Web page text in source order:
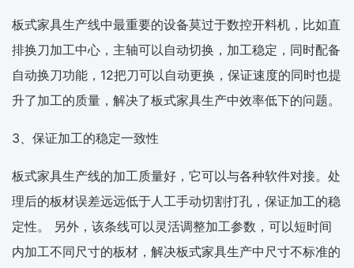
板式家具生产线中最重要的设备莫过于数控开料机，比如直
排换刀加工中心，主轴可以自动切换，加工稳定，同时配备
自动换刀功能，12把刀可以自动更换，保证速度的同时也提
升了加工的质量，解决了板式家具生产中效率低下的问题。
3、保证加工的稳定一致性
板式家具生产线的加工质量好，它可以与各种软件对接。处
理后的板材误差远远低于人工手动切割打孔，保证加工的稳
定性。 另外，该条线可以灵活调整加工参数，可以短时间
内加工不同尺寸的板材，解决板式家具生产中尺寸不标准的